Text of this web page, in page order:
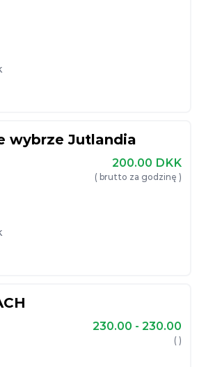
wybrze Jutlandia
200.00 DKK
( brutto za godzinę )
230.00 - 230.00
( )